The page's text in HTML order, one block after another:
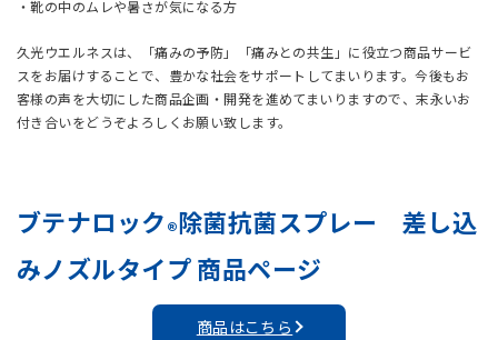
・靴の中のムレや暑さが気になる方
久光ウエルネスは、「痛みの予防」「痛みとの共生」に役立つ商品サービ
スをお届けすることで、豊かな社会をサポートしてまいります。今後もお
客様の声を大切にした商品企画・開発を進めてまいりますので、末永いお
付き合いをどうぞよろしくお願い致します。
ブテナロック®除菌抗菌スプレー 差し込
みノズルタイプ 商品ページ
商品はこちら